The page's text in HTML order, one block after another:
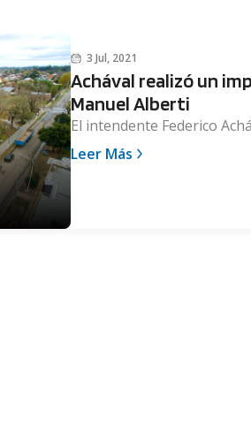
3 Jul, 2021
Achával realizó un
Manuel Alberti
El intendente Federico
Leer Más